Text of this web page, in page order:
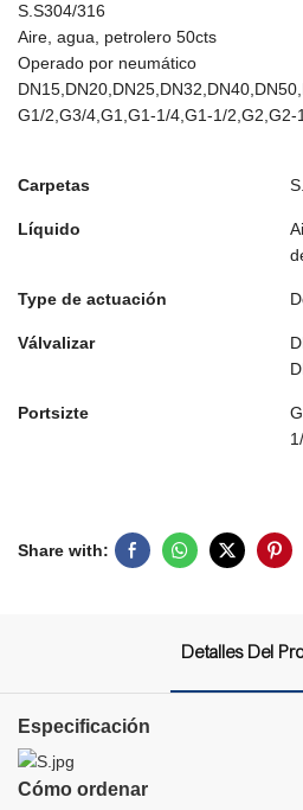
S.S304/316
Aire, agua, petrolero 50cts
Operado por neumático
G1/2,G3/4,G1,G1-1/4,G1-1/2,G2,G2-
Carpetas
Líquido
Type de actuación
Válvalizar
Portsizte
Share with:
Detalles Del
Especificación
Cómo ordenar